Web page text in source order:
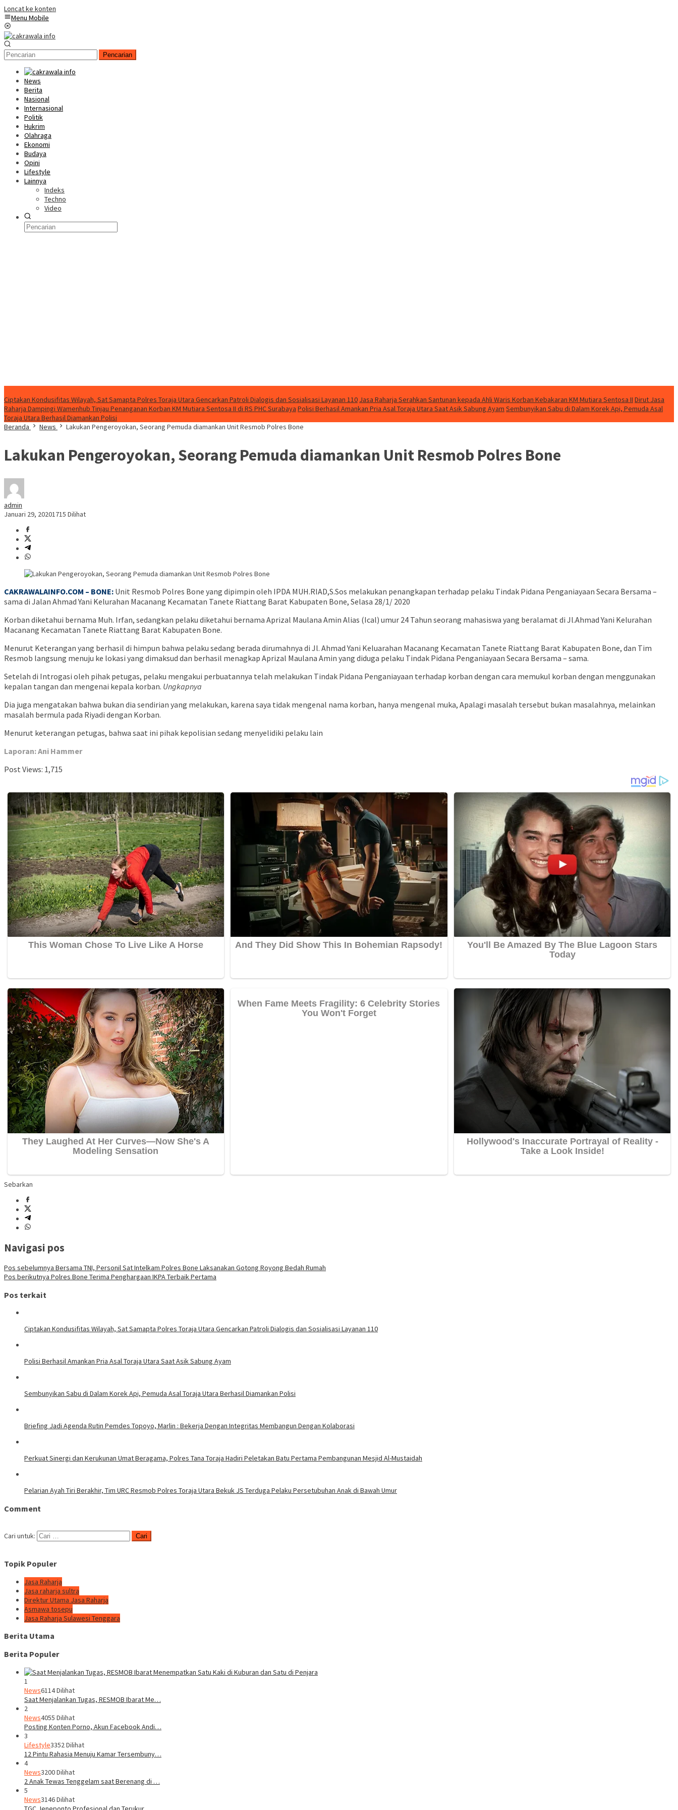
Loncat ke konten
Menu Mobile
Pencarian
News
Berita
Nasional
Internasional
Politik
Hukrim
Olahraga
Ekonomi
Budaya
Opini
Lifestyle
Lainnya
Indeks
Techno
Video
Ciptakan Kondusifitas Wilayah, Sat Samapta Polres Toraja Utara Gencarkan Patroli Dialogis dan Sosialisasi Layanan 110 Jasa Raharja Serahkan Santunan kepada Ahli Waris Korban Kebakaran KM Mutiara Sentosa II Dirut Jasa
Raharja Dampingi Wamenhub Tinjau Penanganan Korban KM Mutiara Sentosa II di RS PHC Surabaya Polisi Berhasil Amankan Pria Asal Toraja Utara Saat Asik Sabung Ayam Sembunyikan Sabu di Dalam Korek Api, Pemuda Asal
Toraja Utara Berhasil Diamankan Polisi
Beranda
News Lakukan Pengeroyokan, Seorang Pemuda diamankan Unit Resmob Polres Bone
Lakukan Pengeroyokan, Seorang Pemuda diamankan Unit Resmob Polres Bone
admin
Januari 29, 20201715 Dilihat
CAKRAWALAINFO.COM – BONE: Unit Resmob Polres Bone yang dipimpin oleh IPDA MUH.RIAD,S.Sos melakukan penangkapan terhadap pelaku Tindak Pidana Penganiayaan Secara Bersama –
sama di Jalan Ahmad Yani Kelurahan Macanang Kecamatan Tanete Riattang Barat Kabupaten Bone, Selasa 28/1/ 2020
Korban diketahui bernama Muh. Irfan, sedangkan pelaku diketahui bernama Aprizal Maulana Amin Alias (Ical) umur 24 Tahun seorang mahasiswa yang beralamat di Jl.Ahmad Yani Kelurahan
Macanang Kecamatan Tanete Riattang Barat Kabupaten Bone.
Menurut Keterangan yang berhasil di himpun bahwa pelaku sedang berada dirumahnya di Jl. Ahmad Yani Keluarahan Macanang Kecamatan Tanete Riattang Barat Kabupaten Bone, dan Tim
Resmob langsung menuju ke lokasi yang dimaksud dan berhasil menagkap Aprizal Maulana Amin yang diduga pelaku Tindak Pidana Penganiayaan Secara Bersama – sama.
Setelah di Introgasi oleh pihak petugas, pelaku mengakui perbuatannya telah melakukan Tindak Pidana Penganiayaan terhadap korban dengan cara memukul korban dengan menggunakan
kepalan tangan dan mengenai kepala korban. Ungkapnya
Dia juga mengatakan bahwa bukan dia sendirian yang melakukan, karena saya tidak mengenal nama korban, hanya mengenal muka, Apalagi masalah tersebut bukan masalahnya, melainkan
masalah bermula pada Riyadi dengan Korban.
Menurut keterangan petugas, bahwa saat ini pihak kepolisian sedang menyelidiki pelaku lain
Laporan: Ani Hammer
Post Views: 1,715
Sebarkan
Navigasi pos
Pos sebelumnya Bersama TNI, Personil Sat Intelkam Polres Bone Laksanakan Gotong Royong Bedah Rumah
Pos berikutnya Polres Bone Terima Penghargaan IKPA Terbaik Pertama
Pos terkait
Ciptakan Kondusifitas Wilayah, Sat Samapta Polres Toraja Utara Gencarkan Patroli Dialogis dan Sosialisasi Layanan 110
Polisi Berhasil Amankan Pria Asal Toraja Utara Saat Asik Sabung Ayam
Sembunyikan Sabu di Dalam Korek Api, Pemuda Asal Toraja Utara Berhasil Diamankan Polisi
Briefing Jadi Agenda Rutin Pemdes Topoyo, Marlin : Bekerja Dengan Integritas Membangun Dengan Kolaborasi
Perkuat Sinergi dan Kerukunan Umat Beragama, Polres Tana Toraja Hadiri Peletakan Batu Pertama Pembangunan Mesjid Al-Mustaidah
Pelarian Ayah Tiri Berakhir, Tim URC Resmob Polres Toraja Utara Bekuk JS Terduga Pelaku Persetubuhan Anak di Bawah Umur
Comment
Cari untuk:
Topik Populer
Jasa Raharja
Jasa raharja sultra
Direktur Utama Jasa Raharja
Asmawa tosepu
Jasa Raharja Sulawesi Tenggara
Berita Utama
Berita Populer
1
News6114 Dilihat
Saat Menjalankan Tugas, RESMOB Ibarat Me…
2
News4055 Dilihat
Posting Konten Porno, Akun Facebook Andi…
3
Lifestyle3352 Dilihat
12 Pintu Rahasia Menuju Kamar Tersembuny…
4
News3200 Dilihat
2 Anak Tewas Tenggelam saat Berenang di …
5
News3146 Dilihat